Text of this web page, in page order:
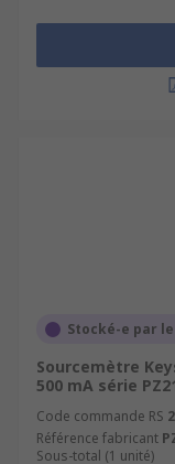
Stocké-e par
Sourcemètre
500 mA série
Code commande RS
Référence fabricant
Sous-total (1 unité)